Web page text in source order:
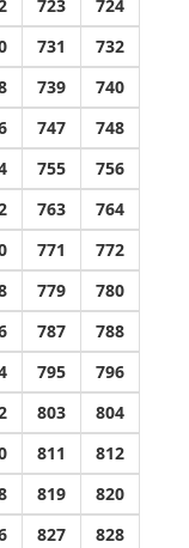
723
724
731
732
739
740
747
748
755
756
763
764
771
772
779
780
787
788
795
796
803
804
811
812
819
820
827
828